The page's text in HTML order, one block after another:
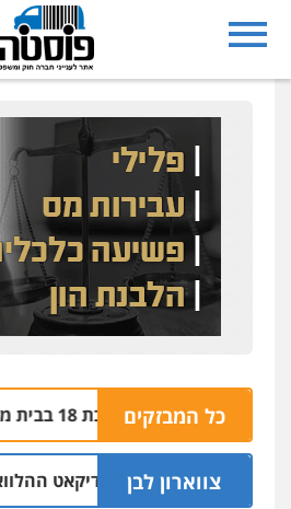
כל המבזקים | 21:59
צווארון לבן
בחיפה וסינדיקאט ההלוואות של